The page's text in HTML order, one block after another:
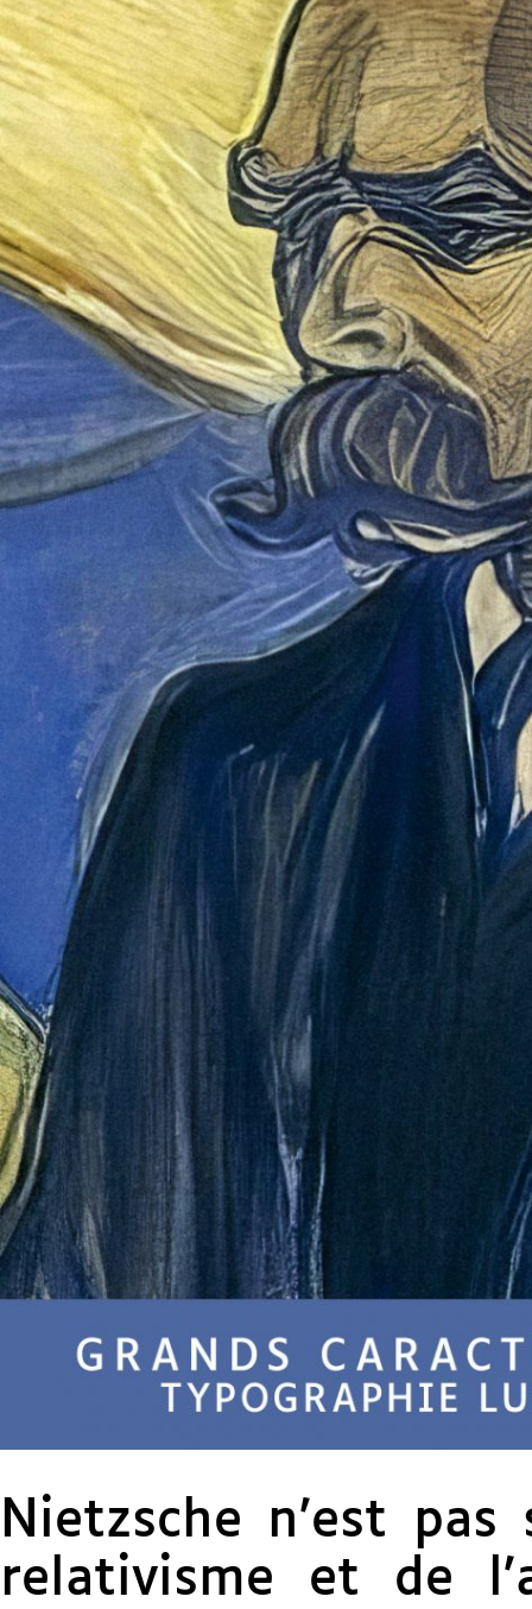
Nietzsche n’est
relativisme et de